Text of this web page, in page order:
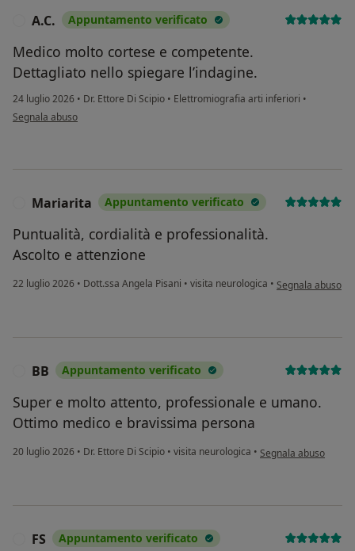
A.C. Appuntamento verificato
Medico molto cortese e competente.
Dettagliato nello spiegare l’indagine.
24 luglio 2026 • Dr. Ettore Di Scipio • Elettromiografia arti inferiori •
secondo l'opinione dell'utente A.C.
Segnala abuso
Mariarita Appuntamento verificato
Puntualità, cordialità e professionalità.
Ascolto e attenzione
22 luglio 2026 • Dott.ssa Angela Pisani • visita neurologica • secondo
Segnala abuso
BB Appuntamento verificato
Super e molto attento, professionale e umano.
Ottimo medico e bravissima persona
20 luglio 2026 • Dr. Ettore Di Scipio • visita neurologica • secondo l'opinione
Segnala abuso
FS Appuntamento verificato